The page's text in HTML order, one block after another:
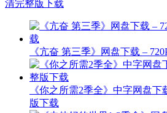
清完整版下载
《亢奋 第三季》网盘下载 –
《你之所需2季全》中字网盘下
版下载